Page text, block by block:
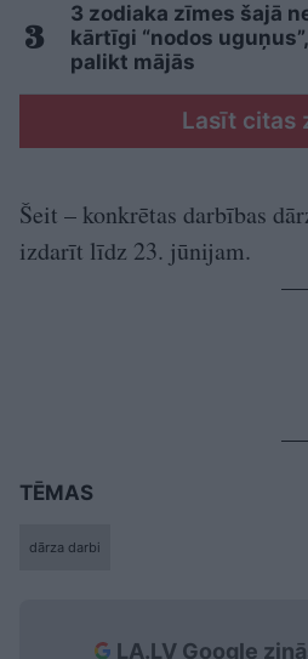
3 zodiaka zīmes šajā
kārtīgi “nodos
palikt mājās
Lasīt citas
Šeit – konkrētas darbības
izdarīt līdz 23. jūnijam.
TĒMAS
dārza darbi
LA.LV Google